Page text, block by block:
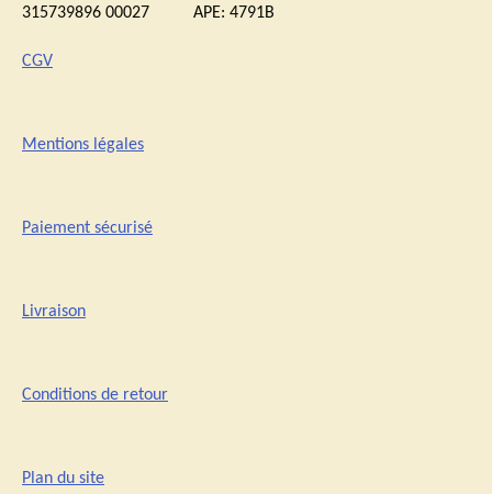
315739896 00027 APE: 4791B
CGV
Mentions légales
Paiement sécurisé
Livraison
Conditions de retour
Plan du site